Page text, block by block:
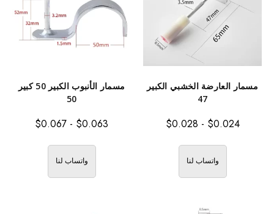
مسمار العارضة الخشبي الكبير
47
$0.024
-
$0.028
واتساب لنا
مسمار الأنبوب الكبير 50 كبير
50
$0.063
-
$0.067
واتساب لنا